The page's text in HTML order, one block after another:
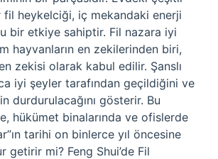
heykelciği, iç mekandaki enerji
bir etkiye sahiptir. Fil nazara iyi
hayvanların en zekilerinden biri,
zekisi olarak kabul edilir. Şanslı
iyi şeyler tarafından geçildiğini ve
durdurulacağını gösterir. Bu
hükümet binalarında ve ofislerde
tarihi on binlerce yıl öncesine
getirir mi? Feng Shui’de Fil